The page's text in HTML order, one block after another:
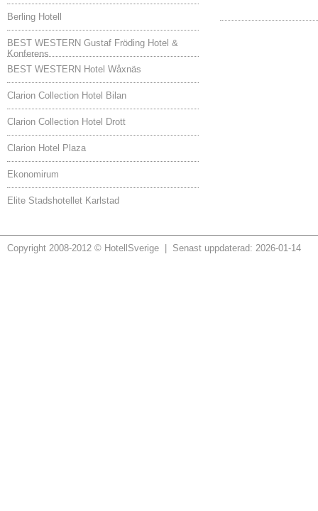
Berling Hotell
BEST WESTERN Gustaf Fröding Hotel &
Konferens
BEST WESTERN Hotel Wåxnäs
Clarion Collection Hotel Bilan
Clarion Collection Hotel Drott
Clarion Hotel Plaza
Ekonomirum
Elite Stadshotellet Karlstad
Copyright 2008-2012 © HotellSverige | Senast uppdaterad: 2026-01-14